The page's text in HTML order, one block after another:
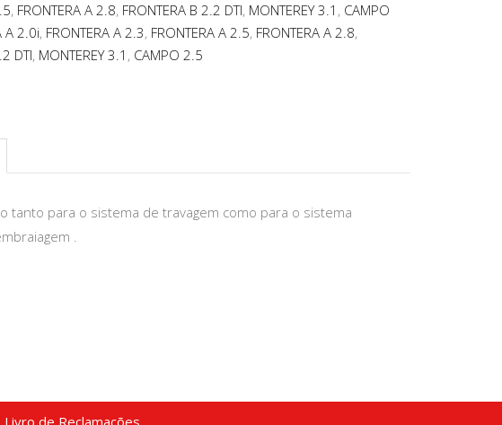
, FRONTERA A 2.8, FRONTERA B 2.2 DTI, MONTEREY 3.1 , CAMPO
A 2.0i, FRONTERA A 2.3, FRONTERA A 2.5, FRONTERA A 2.8,
DTI, MONTEREY 3.1 , CAMPO 2.5
tanto para o sistema de travagem como para o sistema
.